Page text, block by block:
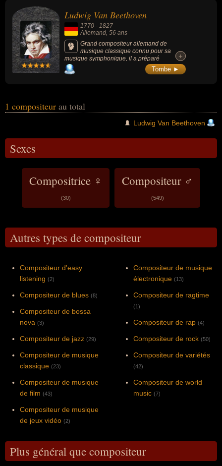
concerne leurs nationalités au moment de leurs morts, ils peuvent
avoir été allemand par exemple.Ludwig Van Beethoven
1770 - 1827
Allemand, 56 ans
Grand compositeur allemand de
musique classique connu pour sa
musique symphonique, il a préparé
l’évolution vers le romantisme en musique et
influencé la musique occidentale pendant
lettre à Élise », etc.
+
+
Tombe ►
1 compositeur au total
Ludwig Van Beethoven
Sexes
Compositrice ♀
(30)
Compositeur ♂
(549)
Autres types de compositeur
Compositeur d'easy
listening (2)
Compositeur de blues (8)
Compositeur de bossa
nova (3)
Compositeur de jazz (29)
Compositeur de musique
classique (23)
Compositeur de musique
de film (43)
Compositeur de musique
de jeux vidéo (2)
Compositeur de musique
électronique (13)
Compositeur de ragtime
(1)
Compositeur de rap (4)
Compositeur de rock (50)
Compositeur de variétés
(42)
Compositeur de world
music (7)
Plus général que compositeur